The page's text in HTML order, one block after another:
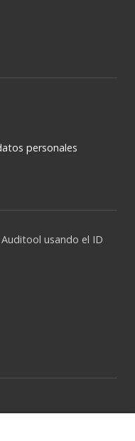
personales
usando el ID